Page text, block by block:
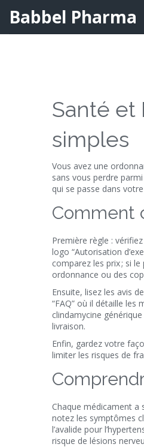
Babbel Pharma
Santé et
simples
Vous avez une
sans vous perdre
qui se passe dans
Comment
Première règle :
logo “Autorisation
comparez les prix ; si
ordonnance ou des
Ensuite, lisez les avis
“FAQ” où il détaille
clindamycine
livraison.
Enfin, gardez votre
limiter les risques de
Chaque médicament a
notez les symptômes
l’avalide pour
risque de lésions